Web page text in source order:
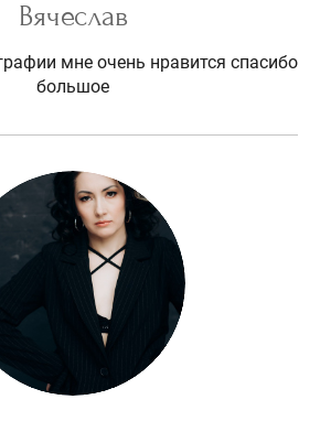
Вячеслав
мне очень нравится спасибо
большое